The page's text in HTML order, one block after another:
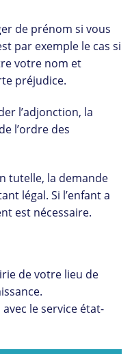
de prénom si vous
par exemple le cas si
votre nom et
préjudice.
l’adjonction, la
l’ordre des
tutelle, la demande
légal. Si l’enfant a
est nécessaire.
de votre lieu de
le service état-